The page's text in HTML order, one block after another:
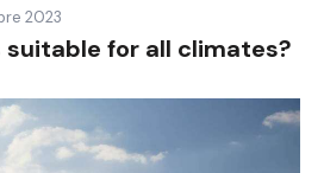
2023
suitable for all climates?